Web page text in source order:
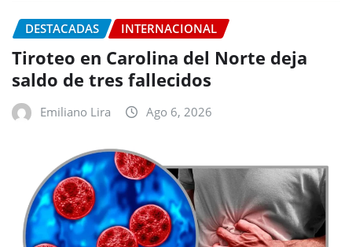
DESTACADAS INTERNACIONAL
Tiroteo en Carolina del Norte deja
saldo de tres fallecidos
Emiliano Lira Ago 6, 2026